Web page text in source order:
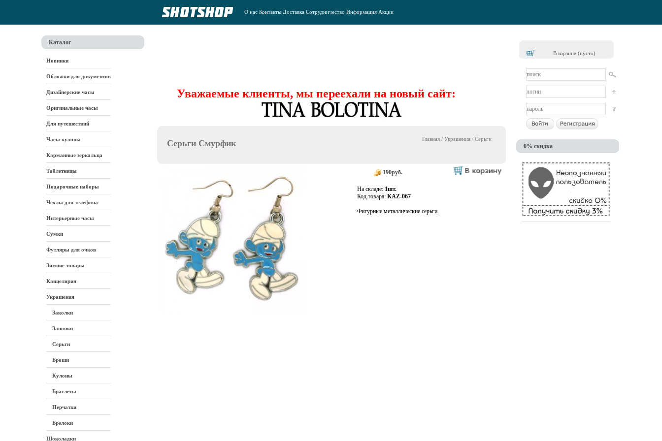
О нас Контакты Доставка Сотрудничество Информация Акции
Каталог
Новинки
Обложки для документов
Дизайнерские часы
Оригинальные часы
Для путешествий
Часы кулоны
Карманные зеркальца
Таблетницы
Подарочные наборы
Чехлы для телефона
Интерьерные часы
Сумки
Футляры для очков
Зимние товары
Канцелярия
Украшения
Заколки
Запонки
Серьги
Броши
Кулоны
Браслеты
Перчатки
Брелоки
Шоколадки
Уважаемые клиенты, мы переехали на новый сайт:
Серьги Смурфик Главная / Украшения / Серьги
190руб.
На складе: 1шт.
Код товара: KAZ-067
Фигурные металлические серьги.
В корзине (пусто)
0% скидка